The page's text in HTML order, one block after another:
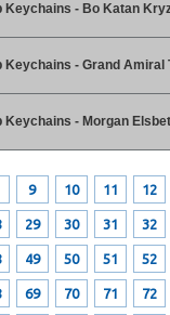
Keychains - Bo Katan
- Grand Amiral
- Morgan
9 10 11 12
29 30 31 32
49 50 51 52
69 70 71 72